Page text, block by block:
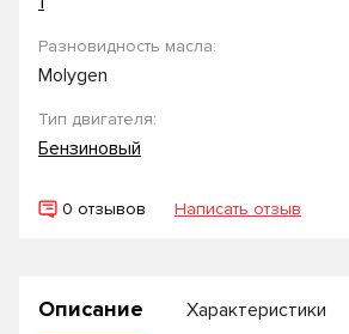
Разновидность масла:
Molygen
Тип двигателя:
Бензиновый
0 отзывов Написать отзыв
Описание Характеристики